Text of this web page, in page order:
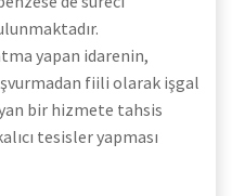
yapan idarenin,
fiili olarak işgal
bir hizmete tahsis
tesisler yapması